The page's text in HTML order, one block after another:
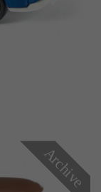
Archive